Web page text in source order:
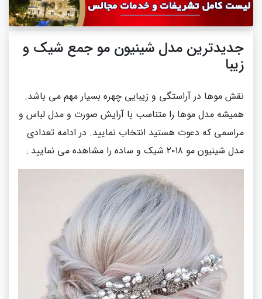
جدیدترین مدل شینیون مو جمع شیک و
زیبا
نقش موها در آراستگی و زیبایی چهره بسیار مهم می باشد.
همیشه مدل موها را متناسب با آرایش صورت و مدل لباس و
مراسمی که دعوت هستید انتخاب نمایید. در ادامه تعدادی
مدل شینیون مو ۲۰۱۸ شیک و ساده را مشاهده می نمایید :